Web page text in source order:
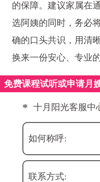
的保障。建议家属在
选阿姨的同时，务必
确的口头共识，用清
换来一份安心、专业
免费课程试听或申请月
* 十月阳光客服中
如何称呼:
联系方式: